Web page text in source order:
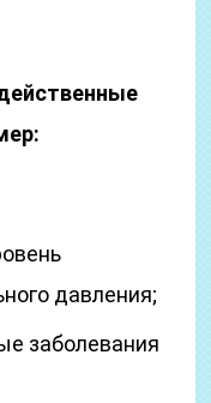
давления;
заболевания